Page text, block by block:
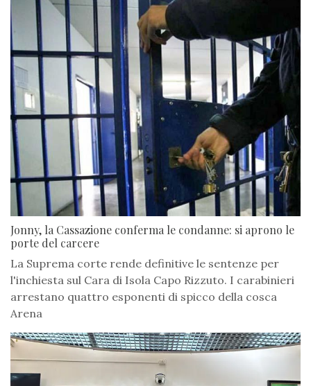
Jonny, la Cassazione conferma le condanne: si aprono le
porte del carcere
La Suprema corte rende definitive le sentenze per
l'inchiesta sul Cara di Isola Capo Rizzuto. I carabinieri
arrestano quattro esponenti di spicco della cosca
Arena